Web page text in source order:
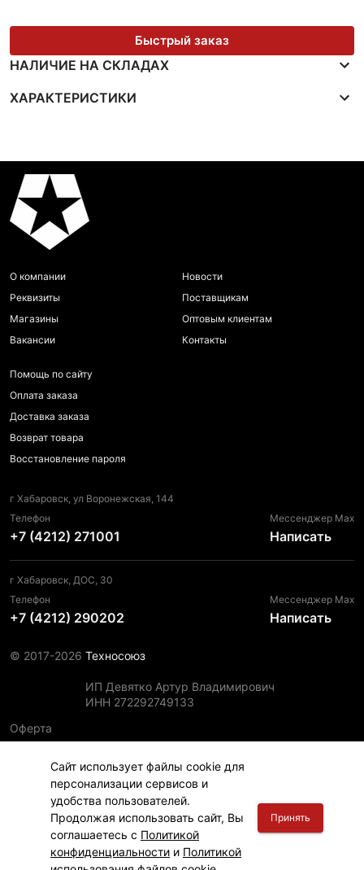
Сайт использует файлы cookie для
персонализации сервисов и
удобства пользователей.
Продолжая использовать сайт, Вы
соглашаетесь с Политикой
конфиденциальности и Политикой
Принять
Быстрый заказ
НАЛИЧИЕ НА СКЛАДАХ
ХАРАКТЕРИСТИКИ
О компании
Реквизиты
Магазины
Вакансии
Новости
Поставщикам
Оптовым клиентам
Контакты
Помощь по сайту
Оплата заказа
Доставка заказа
Возврат товара
Восстановление пароля
г Хабаровск, ул Воронежская, 144
Телефон
+7 (4212) 271001
Мессенджер Max
Написать
г Хабаровск, ДОС, 30
Телефон
+7 (4212) 290202
Мессенджер Max
Написать
© 2017-2026 Техносоюз
ИП Девятко Артур Владимирович
ИНН 272292749133
Оферта
Политика конфиденциальности
Политика использования файлов cookie
Информация для правообладателей